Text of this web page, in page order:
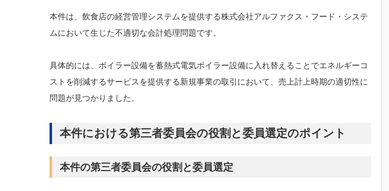
本件は、飲食店の経営管理システムを提供する株式会社アルファクス・フード・システ
ムにおいて生じた不適切な会計処理問題です。
具体的には、ボイラー設備を蓄熱式電気ボイラー設備に入れ替えることでエネルギーコ
ストを削減するサービスを提供する新規事業の取引において、売上計上時期の適切性に
問題が見つかりました。
本件における第三者委員会の役割と委員選定のポイント
本件の第三者委員会の役割と委員選定